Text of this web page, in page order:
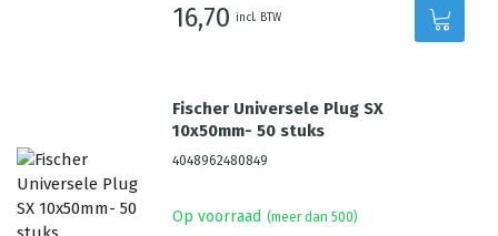
16,70 incl. BTW
Fischer Universele Plug SX
10x50mm- 50 stuks
4048962480849
Op voorraad (meer dan 500)